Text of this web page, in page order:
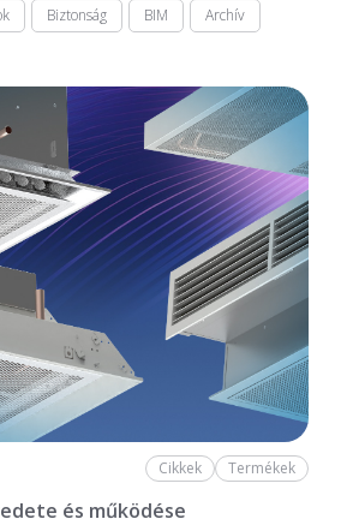
Biztonság BIM Archív
Cikkek Termékek
és működése